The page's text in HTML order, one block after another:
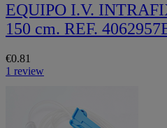
EQUIPO I.V.
150 cm. REF.
€0.81
1 review